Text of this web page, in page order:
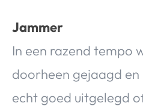
Jammer
In een razend tempo
doorheen gejaagd
echt goed uitgelegd